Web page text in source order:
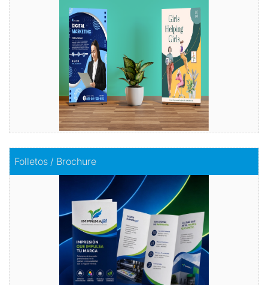
Folletos / Brochure
Impacta con información
Comprar
Comprar